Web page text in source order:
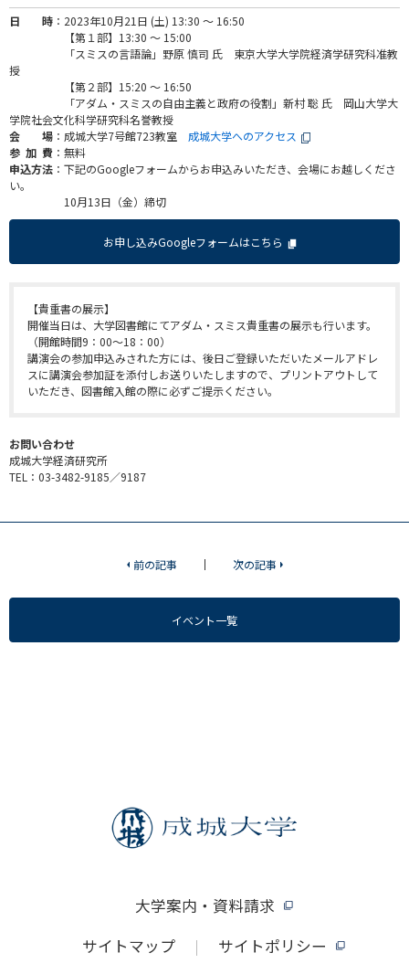
日 時 ：2023年10月21日 (土) 13:30 〜 16:50
【第１部】13:30 〜 15:00
「スミスの言語論」野原 慎司 氏 東京大学大学院経済学研究科准教
授
【第２部】15:20 〜 16:50
「アダム・スミスの自由主義と政府の役割」新村 聡 氏 岡山大学大
学院社会文化科学研究科名誉教授
会 場 ：成城大学7号館723教室 成城大学へのアクセス
参 加 費 ：無料
申込方法 ：下記のGoogleフォームからお申込みいただき、会場にお越しくださ
い。
10月13日（金）締切
お申し込みGoogleフォームはこちら
【貴重書の展示】
開催当日は、大学図書館にてアダム・スミス貴重書の展示も行います。
（開館時間9：00～18：00）
講演会の参加申込みされた方には、後日ご登録いただいたメールアドレ
スに講演会参加証を添付しお送りいたしますので、プリントアウトして
いただき、図書館入館の際に必ずご提示ください。
お問い合わせ
成城大学経済研究所
TEL：03-3482-9185／9187
前の記事 次の記事
イベント一覧
大学案内・資料請求
サイトマップ
サイトポリシー